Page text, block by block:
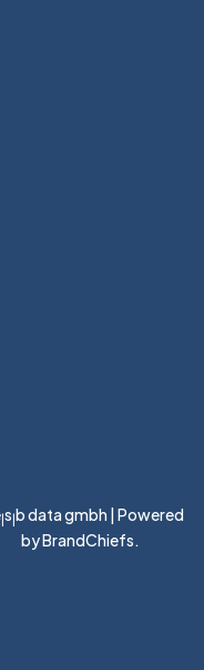
|s|b data gmbh | Powered
byBrandChiefs.